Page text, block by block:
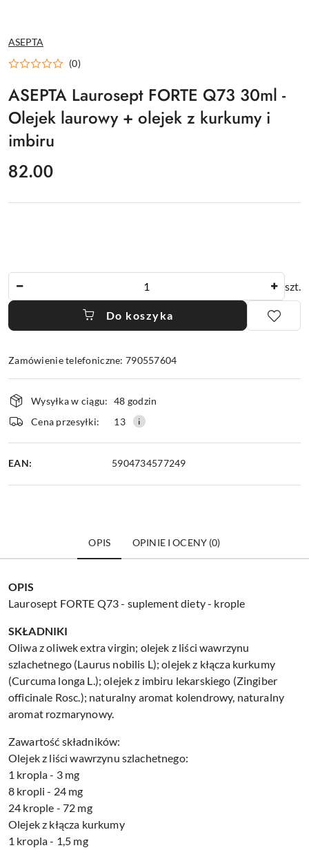
NAZWA
PRODUCENTA:
ASEPTA
(0)
ASEPTA Laurosept FORTE Q73 30ml -
Olejek laurowy + olejek z kurkumy i
imbiru
cena:
82.00
szt.
Do koszyka
Zamówienie telefoniczne: 790557604
Dostępność
i
dostawa
Wysyłka w ciągu: 48 godzin
Cena przesyłki:
13
EAN: 5904734577249
OPIS OPINIE I OCENY (0)
OPIS
Laurosept FORTE Q73 - suplement diety - krople
SKŁADNIKI
Oliwa z oliwek extra virgin; olejek z liści wawrzynu
szlachetnego (Laurus nobilis L); olejek z kłącza kurkumy
(Curcuma longa L.); olejek z imbiru lekarskiego (Zingiber
officinale Rosc.); naturalny aromat kolendrowy, naturalny
aromat rozmarynowy.
Zawartość składników:
Olejek z liści wawrzynu szlachetnego:
1 kropla - 3 mg
8 kropli - 24 mg
24 krople - 72 mg
Olejek z kłącza kurkumy
1 kropla - 1,5 mg